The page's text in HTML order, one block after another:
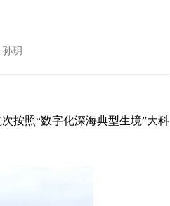
玥
按照“数字化深海典型生境”大科